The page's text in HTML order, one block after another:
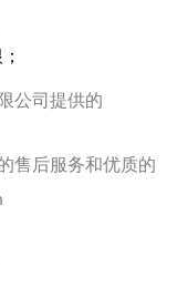
公司提供的
售后服务和优质的